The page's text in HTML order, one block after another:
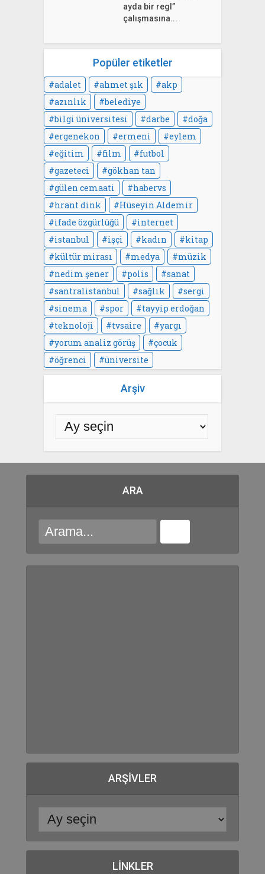
ayda bir regl”
çalışmasına...
Popüler etiketler
adalet ahmet şık
akp
azınlık
belediye
bilgi üniversitesi
darbe
doğa
ergenekon
ermeni
eylem
eğitim
film
futbol
gazeteci
gökhan tan
gülen cemaati
habervs
hrant dink
Hüseyin Aldemir
ifade özgürlüğü
internet
istanbul
işçi kadın
kitap
kültür mirası
medya
müzik
nedim şener
polis
sanat
santralistanbul
sağlık
sergi
sinema
spor
tayyip erdoğan
teknoloji
tvsaire
yargı
yorum analiz görüş
çocuk
öğrenci
üniversite
Arşiv
ARA
ARŞIVLER
LINKLER